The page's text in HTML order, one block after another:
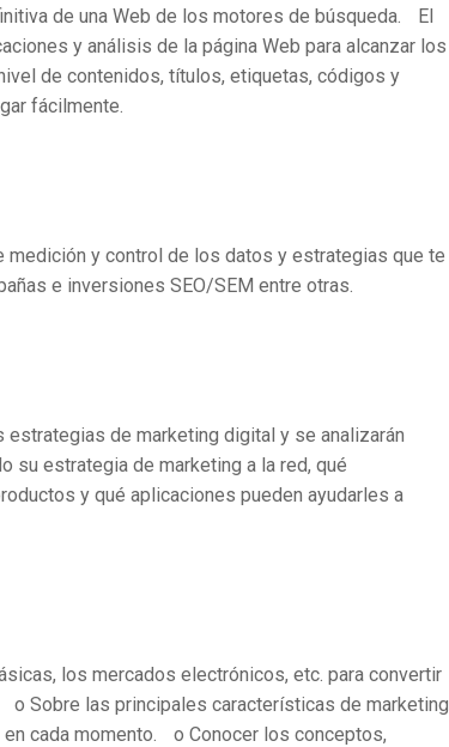
de una Web de los motores de búsqueda. El
y análisis de la página Web para alcanzar los
de contenidos, títulos, etiquetas, códigos y
fácilmente.
medición y control de los datos y estrategias que te
e inversiones SEO/SEM entre otras.
de marketing digital y se analizarán
su estrategia de marketing a la red, qué
y qué aplicaciones pueden ayudarles a
los mercados electrónicos, etc. para convertir
Sobre las principales características de marketing
cada momento. o Conocer los conceptos,